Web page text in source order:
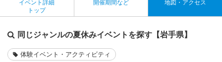
イベント詳細
トップ
開催期間など 地図・アクセス
同じジャンルの夏休みイベントを探す【岩手県】
体験イベント・アクティビティ